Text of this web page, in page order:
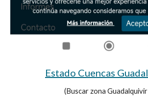
Estado Cuencas
(Buscar zona